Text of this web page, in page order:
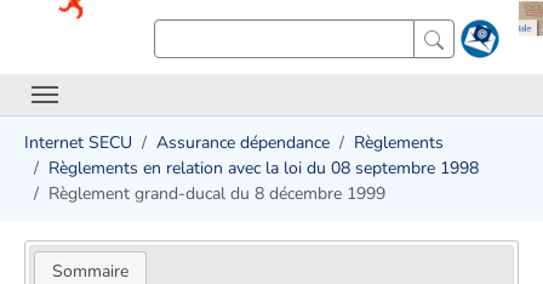
Internet SECU Assurance dépendance
Règlements
Règlements en relation avec la loi du 08 septembre 1998
Règlement grand-ducal du 8 décembre 1999
Sommaire